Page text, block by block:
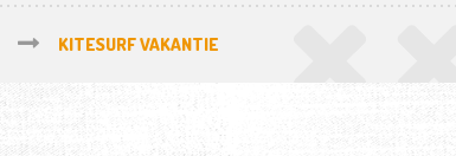
KITESURF VAKANTIE